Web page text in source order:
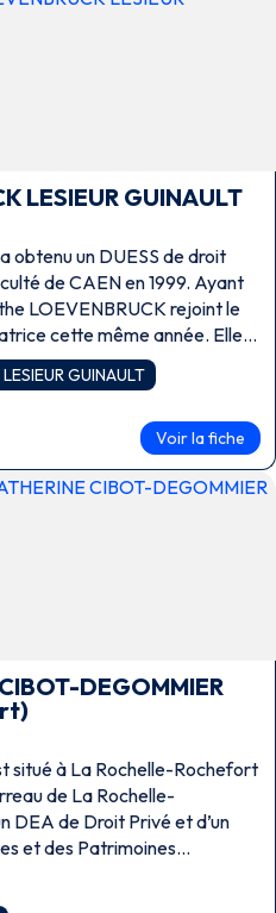
LESIEUR GUINAULT
obtenu un DUESS de droit
de CAEN en 1999. Ayant
LOEVENBRUCK rejoint le
cette même année. Elle
GUINAULT
Voir la fiche
DEGOMMIER
situé à La Rochelle-Rochefort
de La Rochelle-
DEA de Droit Privé et d’un
et des Patrimoines